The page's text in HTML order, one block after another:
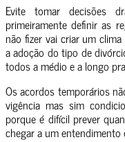
Evite tomar decisões
primeiramente definir as
não fizer vai criar um
a adoção do tipo de
todos a médio e a longo
Os acordos temporários
vigência mas sim
porque é difícil prever
chegar a um entendimento